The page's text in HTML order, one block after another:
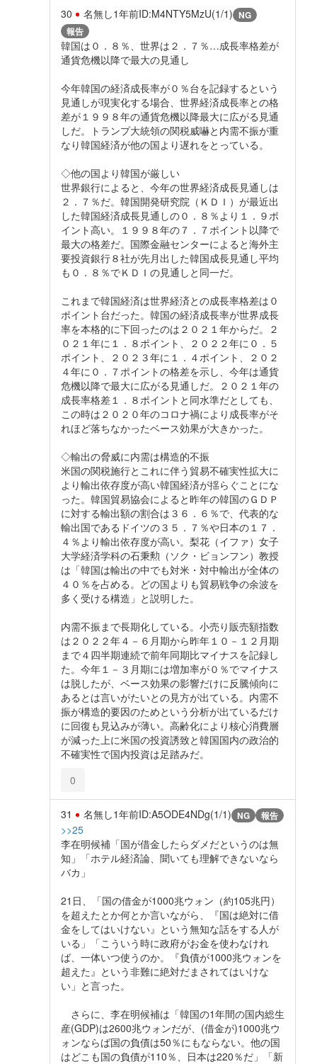
30 名無し1年前ID:M4NTY5MzU(1/1) NG
報告
韓国は０．８％、世界は２．７％…成長率格差が
通貨危機以降で最大の見通し
今年韓国の経済成長率が０％台を記録するという
見通しが現実化する場合、世界経済成長率との格
差が１９９８年の通貨危機以降最大に広がる見通
しだ。トランプ大統領の関税威嚇と内需不振が重
なり韓国経済が他の国より遅れをとっている。
◇他の国より韓国が厳しい
世界銀行によると、今年の世界経済成長見通しは
２．７％だ。韓国開発研究院（ＫＤＩ）が最近出
した韓国経済成長見通しの０．８％より１．９ポ
イント高い。１９９８年の７．７ポイント以降で
最大の格差だ。国際金融センターによると海外主
要投資銀行８社が先月出した韓国成長見通し平均
も０．８％でＫＤＩの見通しと同一だ。
これまで韓国経済は世界経済との成長率格差は０
ポイント台だった。韓国の経済成長率が世界成長
率を本格的に下回ったのは２０２１年からだ。２
０２１年に１．８ポイント、２０２２年に０．５
ポイント、２０２３年に１．４ポイント、２０２
４年に０．７ポイントの格差を示し、今年は通貨
危機以降で最大に広がる見通しだ。２０２１年の
成長率格差１．８ポイントと同水準だとしても、
この時は２０２０年のコロナ禍により成長率がそ
れほど落ちなかったベース効果が大きかった。
◇輸出の脅威に内需は構造的不振
米国の関税施行とこれに伴う貿易不確実性拡大に
より輸出依存度が高い韓国経済が揺らぐことにな
った。韓国貿易協会によると昨年の韓国のＧＤＰ
に対する輸出額の割合は３６．６％で、代表的な
輸出国であるドイツの３５．７％や日本の１７．
４％より輸出依存度が高い。梨花（イファ）女子
大学経済学科の石秉勲（ソク・ビョンフン）教授
は「韓国は輸出の中でも対米・対中輸出が全体の
４０％を占める。どの国よりも貿易戦争の余波を
多く受ける構造」と説明した。
内需不振まで長期化している。小売り販売額指数
は２０２２年４－６月期から昨年１０－１２月期
まで４四半期連続で前年同期比マイナスを記録し
た。今年１－３月期には増加率が０％でマイナス
は脱したが、ベース効果の影響だけに反騰傾向に
あるとは言いがたいとの見方が出ている。内需不
振が構造的要因のためという分析が出ているだけ
に回復も見込みが薄い。高齢化により核心消費層
が減った上に米国の投資誘致と韓国国内の政治的
不確実性で国内投資は足踏みだ。
0
31 名無し1年前ID:A5ODE4NDg(1/1) NG 報告
>>25
李在明候補「国が借金したらダメだというのは無
知」「ホテル経済論、聞いても理解できないなら
バカ」
21日、「国の借金が1000兆ウォン（約105兆円）
を超えたとか何とか言いながら、『国は絶対に借
金をしてはいけない』という無知な話をする人が
いる」「こういう時に政府がお金を使わなけれ
ば、一体いつ使うのか。『負債が1000兆ウォンを
超えた』という非難に絶対だまされてはいけな
い」と言った。
さらに、李在明候補は「韓国の1年間の国内総生
産(GDP)は2600兆ウォンだが、(借金が)1000兆ウ
ォンならば国の負債は50％にもならない。他の国
はどこも国の負債が110％、日本は220％だ」「新